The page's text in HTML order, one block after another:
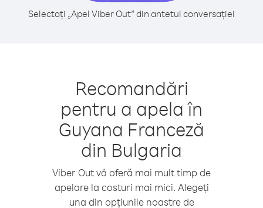
Selectați „Apel Viber Out” din antetul conversației
Recomandări
pentru a apela în
Guyana Franceză
din Bulgaria
Viber Out vă oferă mai mult timp de
apelare la costuri mai mici. Alegeți
una din opțiunile noastre de